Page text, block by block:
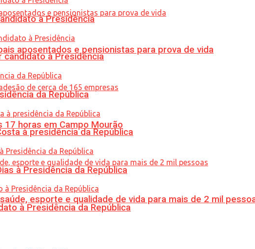
aposentados e pensionistas para prova de vida
horas em Campo Mourão
esporte e qualidade de vida para mais de 2 mil
à Presidência
candidato à Presidência
da República
à presidência da República
à Presidência da República
à Presidência da República